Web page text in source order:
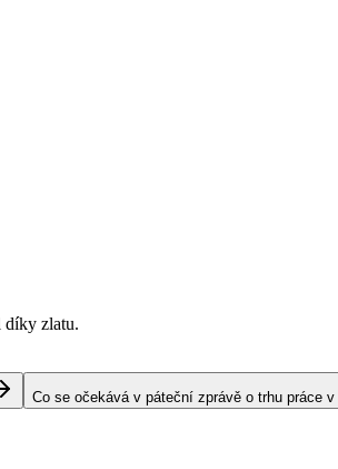
díky zlatu.
Co se očekává v páteční zprávě o trhu práce v